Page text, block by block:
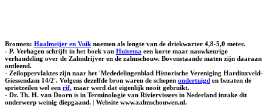
Bronnen: Haalmeijer en Vuik noemen als lengte van de driekwarter 4,8-5,0 meter.
- P. Verhagen schrijft in het boek van Huitema een korte maar nauwkeurige
verhandeling over de Zalmdrijver en de zalmschouw. Bovenstaande maten zijn daaraan
ontleend.
- Zeiloppervlaktes zijn naar het 'Mededelingenblad Historische Vereniging Hardinxveld-
Giessendam 14/2'. Volgens dezelfde bron waren de schepen ondertuigd en bezaten de
sprietzeilen wel een rif, maar werd dat eigenlijk nooit gebruikt.
- Dr. Th. H. van Doorn is in Terminologie van Riviervissers in Nederland inzake dit
onderwerp weinig diepgaand. | Website www.zalmschouwen.nl.